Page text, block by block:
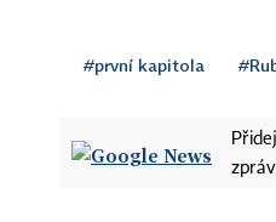
#první kapitola